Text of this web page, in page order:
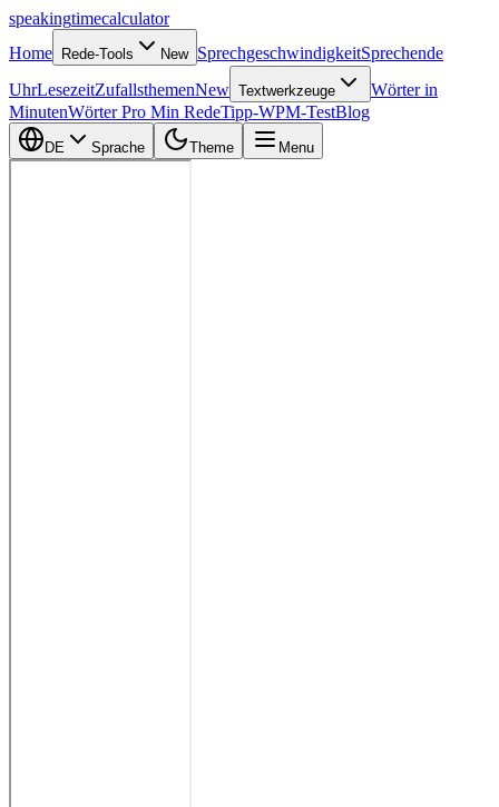
speakingtimecalculator
Home
Rede-Tools New SprechgeschwindigkeitSprechende
UhrLesezeitZufallsthemenNew Textwerkzeuge
Wörter in
MinutenWörter Pro Min RedeTipp-WPM-TestBlog
DE Sprache Theme Menu